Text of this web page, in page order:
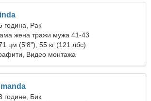
година, Рак
жена тражи мужа 41-43
цм (5'8"), 55 кг (121 лбс)
Видео монтажа
године, Бик